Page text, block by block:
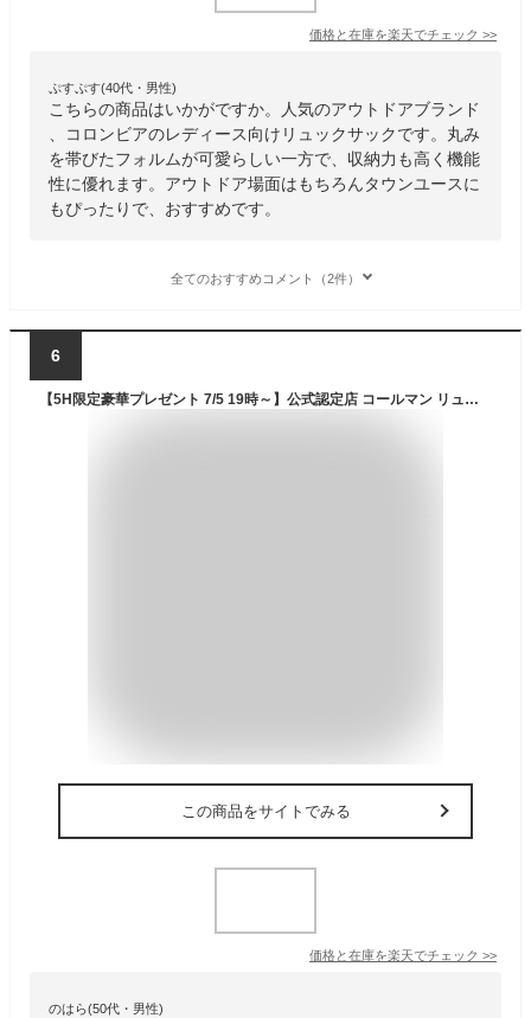
価格と在庫を楽天でチェック >>
ぷすぷす(40代・男性)
こちらの商品はいかがですか。人気のアウトドアブランド
、コロンビアのレディース向けリュックサックです。丸み
を帯びたフォルムが可愛らしい一方で、収納力も高く機能
性に優れます。アウトドア場面はもちろんタウンユースに
もぴったりで、おすすめです。
全てのおすすめコメント（2件）
6
【5H限定豪華プレゼント 7/5 19時～】公式認定店 コールマン リュック ウォーカー25 アウトドアブランド メンズ レディース 男子 女子 大学生 通学 大容量 軽量 軽い A4 25L Coleman walker25 cpn20o
この商品をサイトでみる
価格と在庫を楽天でチェック >>
のはら(50代・男性)